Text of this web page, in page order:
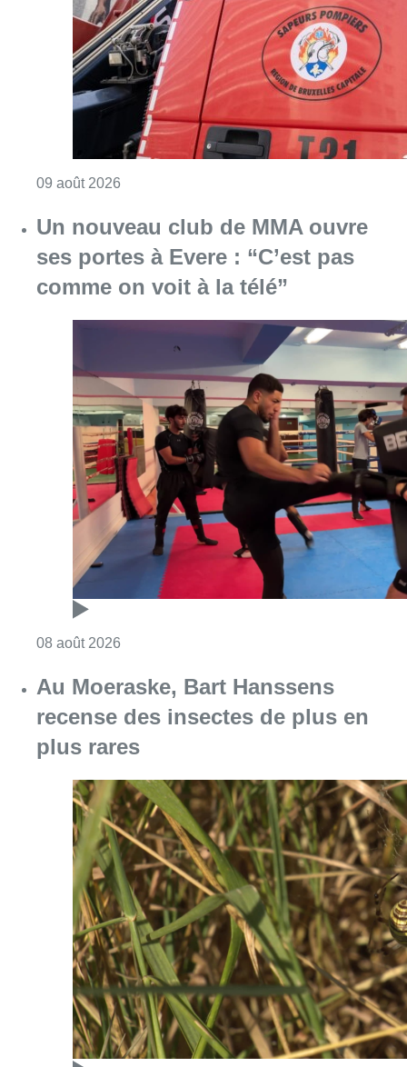
ses portes à Evere : “C’est pas
comme on voit à la télé”
08 août 2026Consulter l'article "Un nouveau club de
Au Moeraske, Bart Hanssens
recense des insectes de plus en
plus rares
08 août 2026Consulter l'article "Au Moeraske, Bart
Partager l'article
Facebook
TwitterWhatsApp
Share
06 janvier 2018 - 18h55
Café le Coq
Ixelles
News